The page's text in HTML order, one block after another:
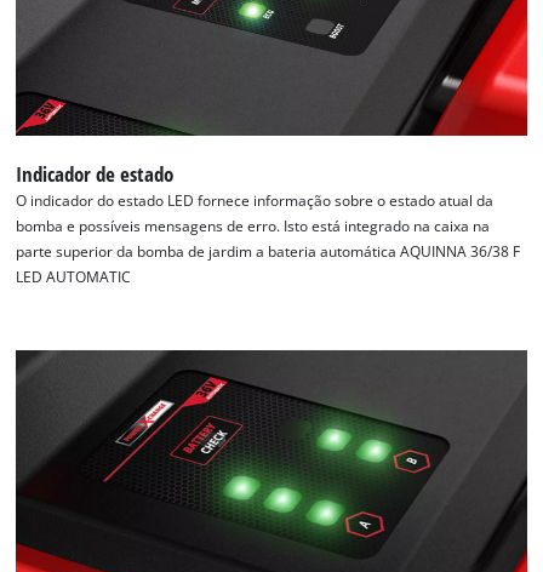
Indicador de estado
O indicador do estado LED fornece informação sobre o estado atual da
bomba e possíveis mensagens de erro. Isto está integrado na caixa na
parte superior da bomba de jardim a bateria automática AQUINNA 36/38 F
LED AUTOMATIC